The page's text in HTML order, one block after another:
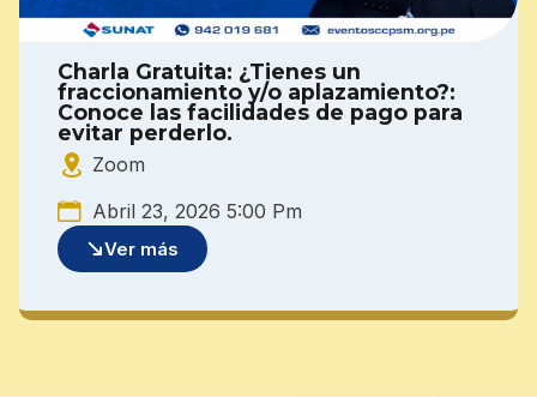
Conversatorio SIRE
Zoom
Abril 23, 2026 5:00 Pm